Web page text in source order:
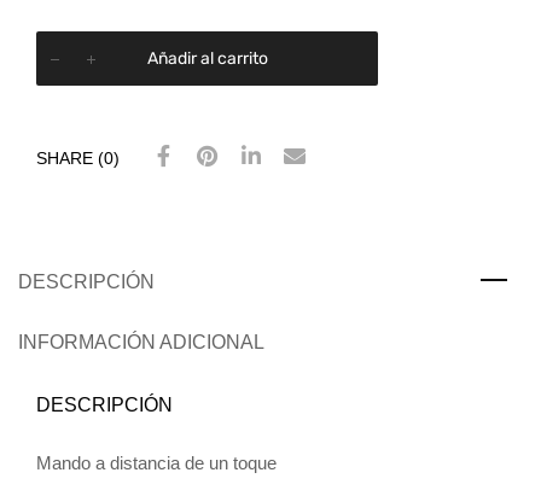
Añadir al carrito
SHARE (0)
DESCRIPCIÓN
INFORMACIÓN ADICIONAL
DESCRIPCIÓN
Mando a distancia de un toque